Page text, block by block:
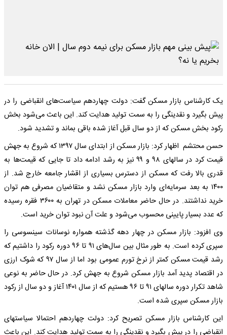
یک کارشناس بازار مسکن گفت: دولت چهاردهم سیاست‌های انقباضی را در
پیش بگیرد و نقدینگی را به سمت تولید هدایت کند. این باعث می‌شود بخش
رکود بخش مسکن که از دو سال قبل آغاز شده باقی بماند و تشدید شود.
حسن محتشم اظهار کرد: بازار مسکن از ابتدای سال ۱۳۹۷ که شروع به جهش
قیمت کرد در سالهای ۹۸ و ۹۹ نیز به رشد ادامه داد تا جایی که قیمت‌ها به
قدری بالا رفت که مسکن از دسترس بسیاری از اقشار جامعه خارج شد. از
۱۴۰۰ به بعد سرمایه‌ای وارد بازار مسکن نشد و متقاضیان مصرفی هم توان
خرید نداشتند. در حال حاضر معاملات مسکن در تهران به ۳۶۰۰ فقره رسیده
که عدد بسیار پایینی محسوب می‌شود و علت آن نبود توان خرید است.
وی افزود: بازار مسکن در چهار دهه گذشته همواره نوسانات سینسوسی را
سپری کرده است. به طور مثال بین سال‌های ۹۱ تا ۹۶ دوره رکود را داشتیم که
رشد قیمت مسکن کمتر از نرخ تورم عمومی بود اما از سال ۹۷ که شوک ارزی
در اقتصاد پدید آمد بازار مسکن شروع به جهش کرد. در حال حاضر به نوعی
شاهد تکرار دوره سالهای ۹۱ تا ۹۶ هستیم که از سال ۱۴۰۱ آغاز و دو سال از رکود
بازار مسکن سپری شده است.
این کارشناس بازار مسکن تصریح کرد: دولت چهاردهم احتمالا سیاستهای
انقباضی را در پیش بگیرد و نقدینگی را به سمت تولید هدایت کند. این باعث